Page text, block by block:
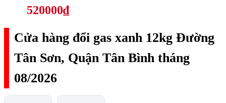
520000₫
Cửa hàng đổi gas xanh 12kg Đường
Tân Sơn, Quận Tân Bình tháng
08/2026